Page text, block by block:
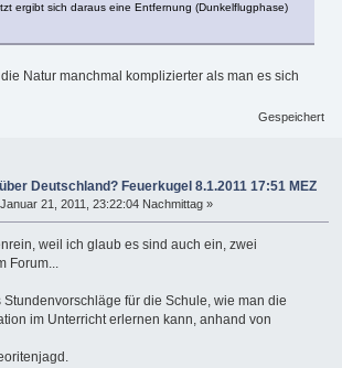
ergibt sich daraus eine Entfernung (Dunkelflugphase)
Natur manchmal komplizierter als man es sich
Gespeichert
Deutschland? Feuerkugel 8.1.2011 17:51 MEZ
Januar 21, 2011, 23:22:04 Nachmittag »
weil ich glaub es sind auch ein, zwei
Forum...
Stundenvorschläge für die Schule, wie man die
im Unterricht erlernen kann, anhand von